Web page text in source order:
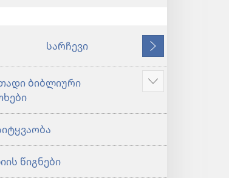
—
ქვეყნიერების
თარგმანი“
—
თარგმანი“
სარჩევი
მომდევნო
ბიბლიური
აჩვენეთ
წიგნები